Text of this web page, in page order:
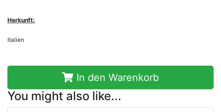
Herkunft:
Italien
In den Warenkorb
You might also like...